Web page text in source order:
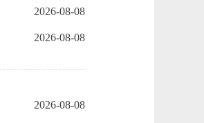
2026-08-08
2026-08-08
2026-08-08